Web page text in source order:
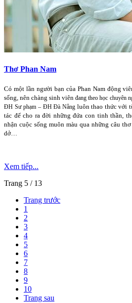
Thơ Phan Nam
Có một lần người bạn của Phan Nam động
sống, nên chàng sinh viênđang theo học chuyên
ĐH Sư phạm – ĐH Đà Nẵng luôn thao thức với
tác để cho ra đời những đứa con tinh thần,
nhận cuộc sống muôn màu qua những câu
dở…
Xem tiếp...
Trang 5 / 13
Trang trước
1
2
3
4
5
6
7
8
9
10
Trang sau